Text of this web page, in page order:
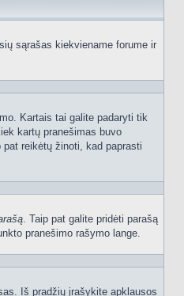
sąrašas kiekviename forume ir
Kartais tai galite padaryti tik
kartų pranešimas buvo
reikėtų žinoti, kad paprasti
. Taip pat galite pridėti parašą
pranešimo rašymo lange.
Iš pradžių įrašykite apklausos